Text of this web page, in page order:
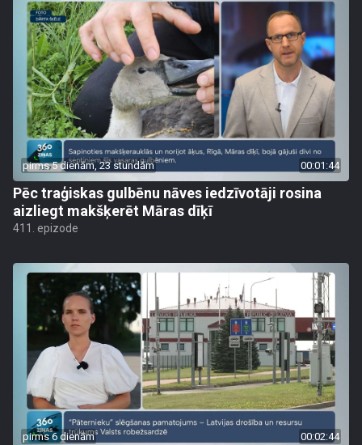
pirms 5 dienām, 23 stundām 00:01:44
Pēc traģiskas gulbēnu nāves iedzīvotāji rosina
aizliegt makšķerēt Māras dīķī
411. epizode
pirms 6 dienām 00:02:44